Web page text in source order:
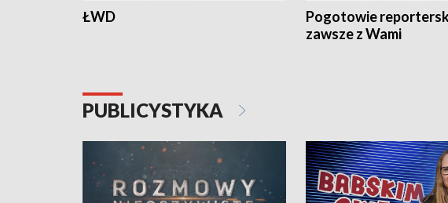
ŁWD
Pogotowie
zawsze z Wami
PUBLICYSTYKA